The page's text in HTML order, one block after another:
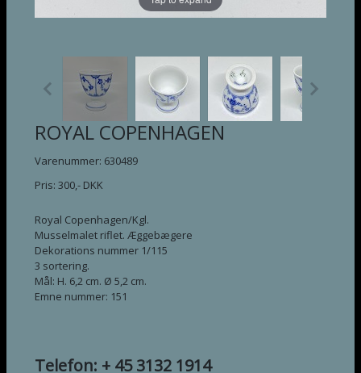
ROYAL COPENHAGEN
Varenummer: 630489
Pris: 300,- DKK
Royal Copenhagen/Kgl.
Musselmalet riflet. Æggebægere
Dekorations nummer 1/115
3 sortering.
Mål: H. 6,2 cm. Ø 5,2 cm.
Emne nummer: 151
Telefon: + 45 3132 1914